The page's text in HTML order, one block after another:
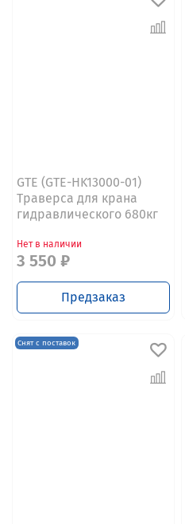
GTE (GTE-HK13000-01)
Траверса для крана
гидравлического 680кг
Нет в наличии
3 550 ₽
Предзаказ
Снят с поставок